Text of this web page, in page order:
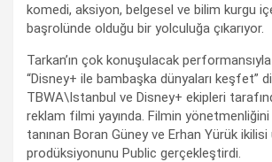
komedi, aksiyon, belgesel ve bilim kurgu
başrolünde olduğu bir yolculuğa çıkarıyor.
Tarkan’ın çok konuşulacak
“Disney+ ile bambaşka dünyaları keşfet”
TBWA\Istanbul ve Disney+ ekipleri
reklam filmi yayında. Filmin
tanınan Boran Güney ve Erhan Yürük
prodüksiyonunu Public gerçekleştirdi.